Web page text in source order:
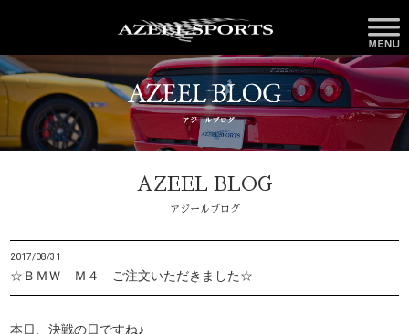
AZEEL BLOG
アジールブログ
2017/08/31
☆ＢＭＷ Ｍ４ ご注文いただきました☆
本日、決戦の日ですね♪